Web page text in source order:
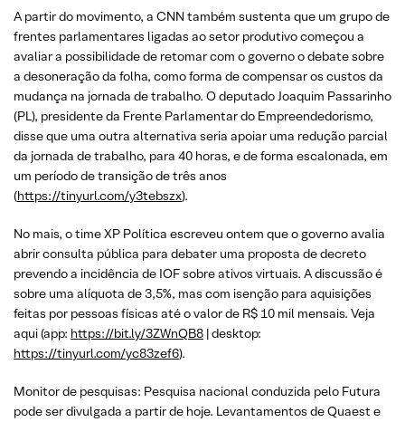
A partir do movimento, a CNN também sustenta que um grupo de
frentes parlamentares ligadas ao setor produtivo começou a
avaliar a possibilidade de retomar com o governo o debate sobre
a desoneração da folha, como forma de compensar os custos da
mudança na jornada de trabalho. O deputado Joaquim Passarinho
(PL), presidente da Frente Parlamentar do Empreendedorismo,
disse que uma outra alternativa seria apoiar uma redução parcial
da jornada de trabalho, para 40 horas, e de forma escalonada, em
um período de transição de três anos
(https://tinyurl.com/y3tebszx).
No mais, o time XP Política escreveu ontem que o governo avalia
abrir consulta pública para debater uma proposta de decreto
prevendo a incidência de IOF sobre ativos virtuais. A discussão é
sobre uma alíquota de 3,5%, mas com isenção para aquisições
feitas por pessoas físicas até o valor de R$ 10 mil mensais. Veja
aqui (app: https://bit.ly/3ZWnQB8 | desktop:
https://tinyurl.com/yc83zef6).
Monitor de pesquisas: Pesquisa nacional conduzida pelo Futura
pode ser divulgada a partir de hoje. Levantamentos de Quaest e